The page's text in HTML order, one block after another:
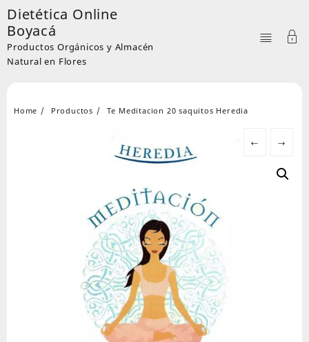
Skip
to
content
Dietética Online
Boyacá
Productos Orgánicos y Almacén
Natural en Flores
Home Productos Te Meditacion 20 saquitos Heredia
← →